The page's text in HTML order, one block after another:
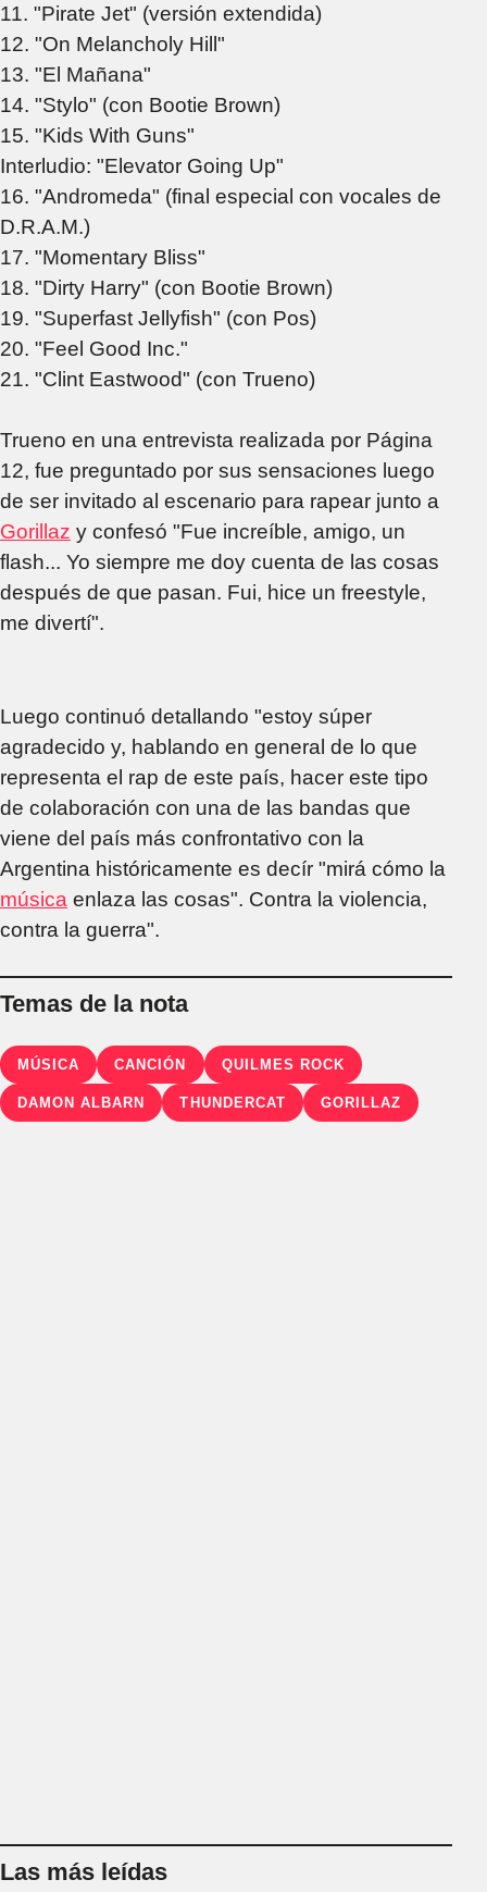
11. "Pirate Jet" (versión extendida)
12. "On Melancholy Hill"
13. "El Mañana"
14. "Stylo" (con Bootie Brown)
15. "Kids With Guns"
Interludio: "Elevator Going Up"
16. "Andromeda" (final especial con vocales de
D.R.A.M.)
17. "Momentary Bliss"
18. "Dirty Harry" (con Bootie Brown)
19. "Superfast Jellyfish" (con Pos)
20. "Feel Good Inc."
21. "Clint Eastwood" (con Trueno)
Trueno en una entrevista realizada por Página
12, fue preguntado por sus sensaciones luego
de ser invitado al escenario para rapear junto a
Gorillaz y confesó "Fue increíble, amigo, un
flash... Yo siempre me doy cuenta de las cosas
después de que pasan. Fui, hice un freestyle,
me divertí".
Luego continuó detallando "estoy súper
agradecido y, hablando en general de lo que
representa el rap de este país, hacer este tipo
de colaboración con una de las bandas que
viene del país más confrontativo con la
Argentina históricamente es decír "mirá cómo la
música enlaza las cosas". Contra la violencia,
contra la guerra".
Temas de la nota
MÚSICA CANCIÓN QUILMES ROCK
DAMON ALBARN THUNDERCAT GORILLAZ
Las más leídas